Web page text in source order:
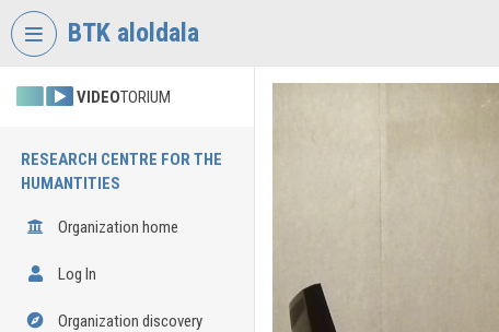
Skip header
BTK aloldala
VIDEOTORIUM
RESEARCH CENTRE FOR THE
HUMANTITIES
Organization home
Log In
Organization discovery